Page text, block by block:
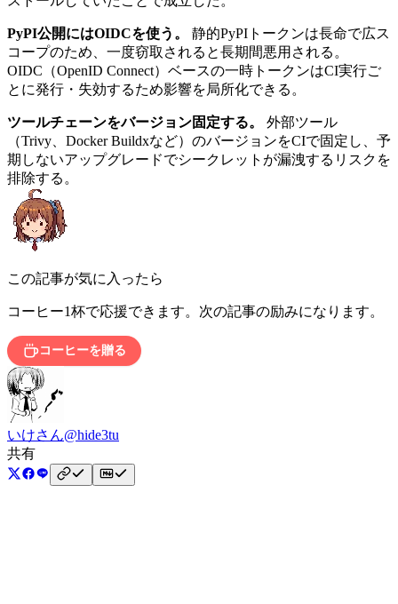
PyPI公開にはOIDCを使う。
静的PyPIトークンは長命で広ス
コープのため、一度窃取されると長期間悪用される。
OIDC（OpenID Connect）ベースの一時トークンはCI実行ご
とに発行・失効するため影響を局所化できる。
ツールチェーンをバージョン固定する。
外部ツール
（Trivy、Docker Buildxなど）のバージョンをCIで固定し、予
期しないアップグレードでシークレットが漏洩するリスクを
排除する。
この記事が気に入ったら
コーヒー1杯で応援できます。次の記事の励みになります。
コーヒーを贈る
いけさん@hide3tu
共有